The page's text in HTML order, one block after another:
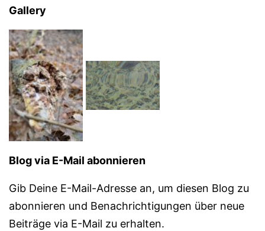
Gallery
Blog via E-Mail abonnieren
Gib Deine E-Mail-Adresse an, um diesen Blog zu
abonnieren und Benachrichtigungen über neue
Beiträge via E-Mail zu erhalten.